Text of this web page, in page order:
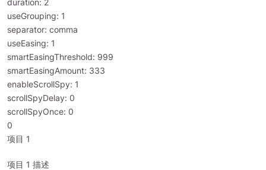
duration: 2
useGrouping: 1
separator: comma
useEasing: 1
smartEasingThreshold: 999
smartEasingAmount: 333
enableScrollSpy: 1
scrollSpyDelay: 0
scrollSpyOnce: 0
0
项目 1
项目 1 描述